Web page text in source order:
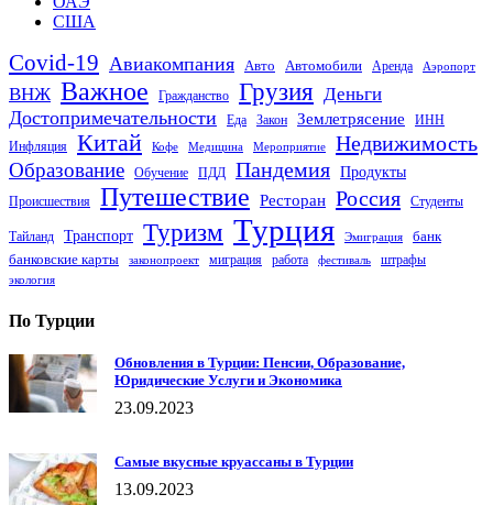
США
Covid-19 Авиакомпания Авто Автомобили Аренда Аэропорт
ВНЖ Важное Гражданство Грузия Деньги
Достопримечательности
Еда Закон Землетрясение
ИНН
Инфляция
Китай Кофе Медицина Мероприятие Недвижимость
Образование Обучение ПДД Пандемия Продукты
Происшествия Путешествие Ресторан Россия Студенты
Тайланд Транспорт Туризм Турция Эмиграция
банк
банковские карты
законопроект миграция работа фестиваль штрафы
экология
По Турции
Обновления в Турции: Пенсии, Образование,
Юридические Услуги и Экономика
23.09.2023
Самые вкусные круассаны в Турции
13.09.2023